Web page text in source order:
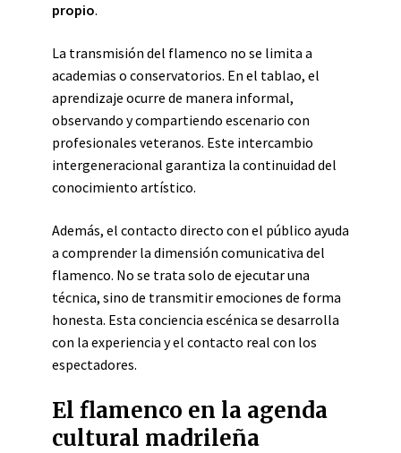
propio.
La transmisión del flamenco no se limita a
academias o conservatorios. En el tablao, el
aprendizaje ocurre de manera informal,
observando y compartiendo escenario con
profesionales veteranos. Este intercambio
intergeneracional garantiza la continuidad del
conocimiento artístico.
Además, el contacto directo con el público ayuda
a comprender la dimensión comunicativa del
flamenco. No se trata solo de ejecutar una
técnica, sino de transmitir emociones de forma
honesta. Esta conciencia escénica se desarrolla
con la experiencia y el contacto real con los
espectadores.
El flamenco en la agenda
cultural madrileña